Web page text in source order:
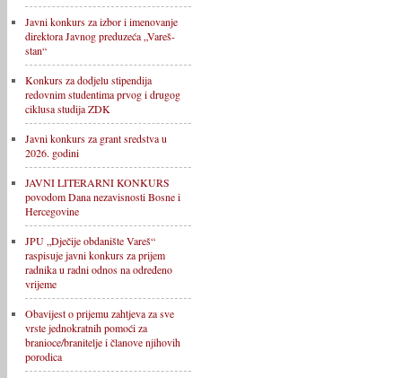
Javni konkurs za izbor i imenovanje
direktora Javnog preduzeća „Vareš-
stan“
Konkurs za dodjelu stipendija
redovnim studentima prvog i drugog
ciklusa studija ZDK
Javni konkurs za grant sredstva u
2026. godini
JAVNI LITERARNI KONKURS
povodom Dana nezavisnosti Bosne i
Hercegovine
JPU „Dječije obdanište Vareš“
raspisuje javni konkurs za prijem
radnika u radni odnos na određeno
vrijeme
Obavijest o prijemu zahtjeva za sve
vrste jednokratnih pomoći za
branioce/branitelje i članove njihovih
porodica